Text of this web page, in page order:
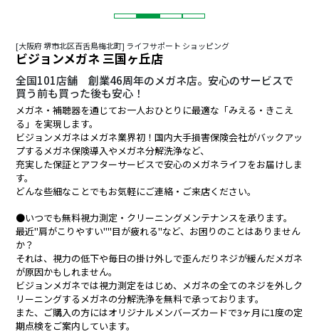
[大阪府 堺市北区百舌鳥梅北町] ライフサポート ショッピング
ビジョンメガネ 三国ヶ丘店
全国101店舗 創業46周年のメガネ店。安心のサービスで
買う前も買った後も安心！
メガネ・補聴器を通じてお一人おひとりに最適な「みえる・きこえ
る」を実現します。
ビジョンメガネはメガネ業界初！国内大手損害保険会社がバックアッ
プするメガネ保険導入やメガネ分解洗浄など、
充実した保証とアフターサービスで安心のメガネライフをお届けしま
す。
どんな些細なことでもお気軽にご連絡・ご来店ください。
●いつでも無料視力測定・クリーニングメンテナンスを承ります。
最近"肩がこりやすい""目が疲れる"など、お困りのことはありません
か？
それは、視力の低下や毎日の掛け外しで歪んだりネジが緩んだメガネ
が原因かもしれません。
ビジョンメガネでは視力測定をはじめ、メガネの全てのネジを外しク
リーニングするメガネの分解洗浄を無料で承っております。
また、ご購入の方にはオリジナルメンバーズカードで3ヶ月に1度の定
期点検をご案内しています。